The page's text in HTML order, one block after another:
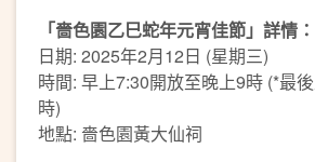
「嗇色園乙巳蛇年元宵佳節」詳情：
日期: 2025年2月12日 (星期三)
時間: 早上7:30開放至晚上9時 (*最
時)
地點: 嗇色園黃大仙祠